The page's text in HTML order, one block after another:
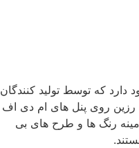
دارد که توسط تولید کنندگان
رزین روی پنل های ام دی اف
رنگ ها و طرح های بی